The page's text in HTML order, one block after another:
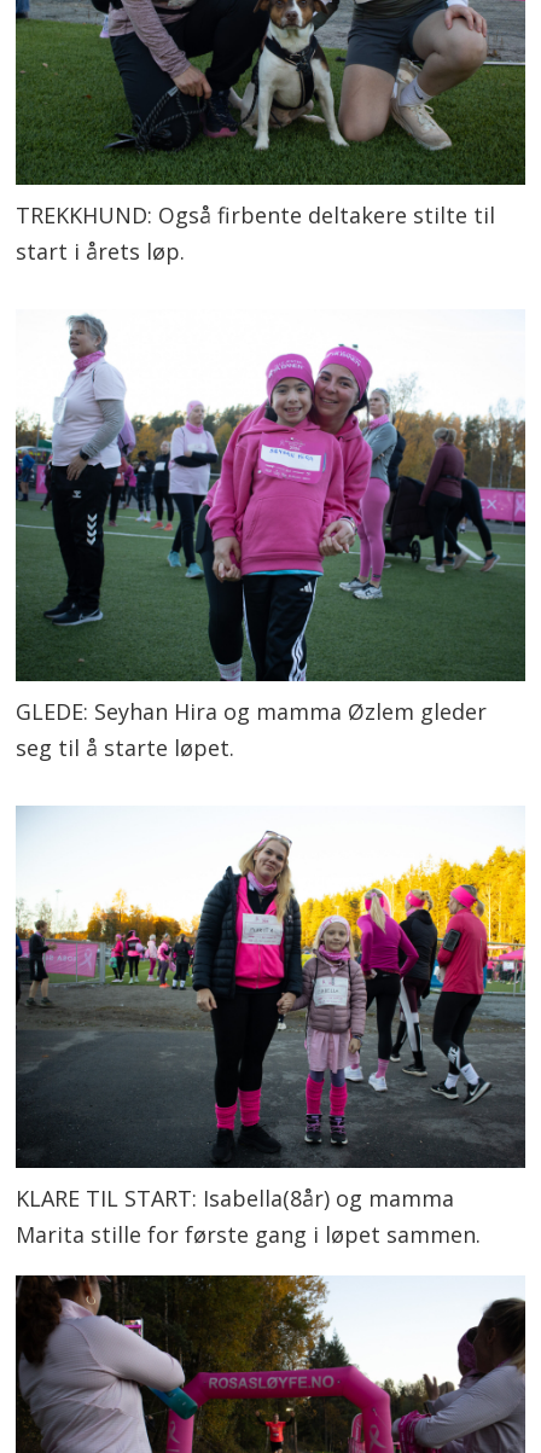
TREKKHUND: Også firbente deltakere stilte til
start i årets løp.
GLEDE: Seyhan Hira og mamma Øzlem gleder
seg til å starte løpet.
KLARE TIL START: Isabella(8år) og mamma
Marita stille for første gang i løpet sammen.